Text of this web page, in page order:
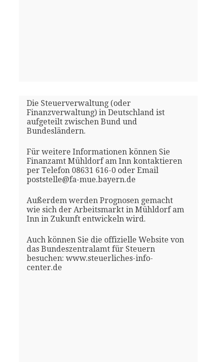
Die Steuerverwaltung (oder
Finanzverwaltung) in Deutschland ist
aufgeteilt zwischen Bund und
Bundesländern.
Für weitere Informationen können Sie
Finanzamt Mühldorf am Inn kontaktieren
per Telefon 08631 616-0 oder Email
poststelle@fa-mue.bayern.de
Außerdem werden Prognosen gemacht
wie sich der Arbeitsmarkt in Mühldorf am
Inn in Zukunft entwickeln wird.
Auch können Sie die offizielle Website von
das Bundeszentralamt für Steuern
besuchen: www.steuerliches-info-
center.de